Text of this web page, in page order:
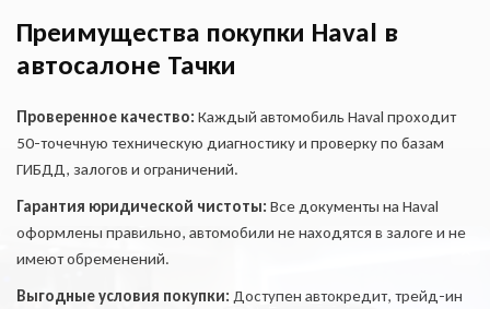
Преимущества покупки Haval в
автосалоне Тачки
Проверенное качество: Каждый автомобиль Haval проходит
50-точечную техническую диагностику и проверку по базам
ГИБДД, залогов и ограничений.
Гарантия юридической чистоты: Все документы на Haval
оформлены правильно, автомобили не находятся в залоге и не
имеют обременений.
Выгодные условия покупки: Доступен автокредит, трейд-ин
Укажите свои контакты,
Куда отправить отчет?
Укажите свои контакты,
Оставить заявку
на продажу автомобиля
ОФОРМИТЬ ОНЛАЙН
Оформите анкету онлайн и
получите решение без
посещения офиса!